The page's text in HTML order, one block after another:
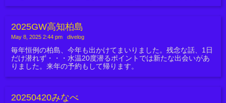
2025GW高知柏島
May 8, 2025 2:44 pm | divelog
毎年恒例の柏島、今年も出かけてまいりました。残念な話、1日
だけ潜れず・・・水温20度潜るポイントでは新たな出会いがあ
りました。来年の予約もして帰ります。
20250420みなべ